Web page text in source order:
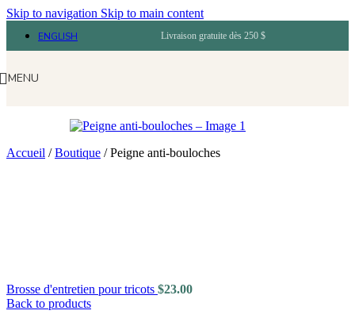
Skip to navigation Skip to main content
ENGLISH Livraison gratuite dès 250 $
MENU
Accueil /Boutique /Peigne anti-bouloches
Brosse d'entretien pour tricots $23.00
Back to products